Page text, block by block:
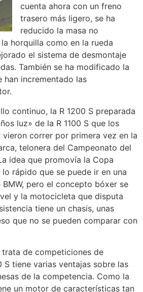
cuenta ahora con un freno
trasero más ligero, se ha
reducido la masa no
horquilla como en la rueda
el sistema de desmontaje
También se ha modificado la
han incrementado las
continuo, la R 1200 S preparada
luz» de la R 1100 S que los
correr por primera vez en la
telonera del Campeonato del
idea que promovía la Copa
rápido que se puede ir en una
pero el concepto bóxer se
y la motocicleta que disputa
tiene un chasis, unas
que no se pueden comparar con
trata de competiciones de
S tiene varias ventajas sobre las
de la competencia. Como la
un motor de características tan